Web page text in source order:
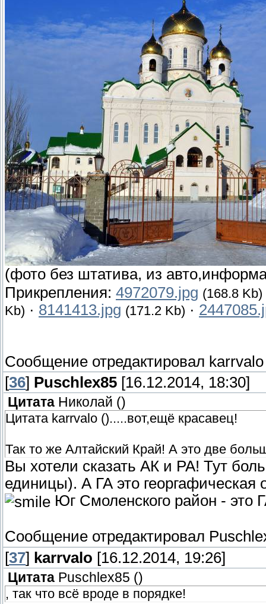
(фото без штатива, из
Прикрепления: 4972079.jpg (168.8 Kb)
Kb) · 8141413.jpg (171.2 Kb) ·
Сообщение отредактировал karrvalo
[36] Puschlex85 [16.12.2014, 18:30]
Цитата Николай ()
Цитата karrvalo ().....вот,ещё красавец!
Так то же Алтайский Край! А это две
Вы хотели сказать АК и РА! Тут
единицы). А ГА это
Юг Смоленского район - это
Сообщение отредактировал
[37] karrvalo [16.12.2014, 19:26]
Цитата Puschlex85 ()
, так что всё вроде в порядке!